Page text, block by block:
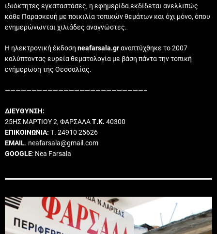
ιδιόκτητες εγκαταστάσες, η εφημερίδα εκδίδεται ανελλιπώς
κάθε Παρασκευή με ποικιλία τοπικών θεμάτων και όχι μόνο, όπου
ενημερώνωνται χιλιάδες αναγνώστες.
Η ηλεκτρονική έκδοση neafarsala.grαναπτύχθηκε το 2007
καλύπτοντας ευρεία θεματολογία με βάση πάντα την τοπική
ενήμερωση της Θεσσαλίας.
——————————————————————————–
ΔΙΕΥΘΥΝΣΗ:
25ΗΣ ΜΑΡΤΙΟΥ 2, ΦΑΡΣΑΛΑΤ.Κ. 40300
ΕΠΙΚΟΙΝΩΝΙΑ: Τ. 24910 25626
EMAIL. neafarsala@gmail.com
GOOGLE: Nea Farsala